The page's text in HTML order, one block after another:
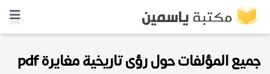
جميع المؤلفات حول رؤى تاريخية مغايرة pdf